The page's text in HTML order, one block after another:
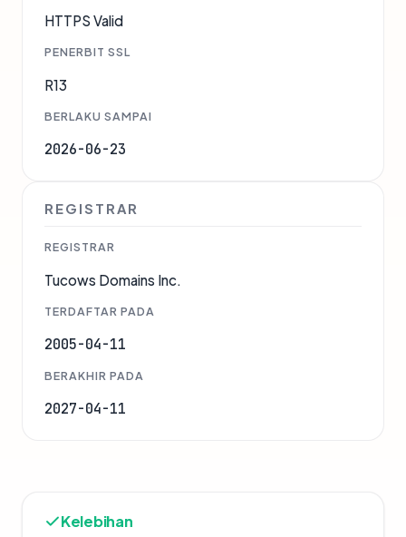
HTTPS Valid
PENERBIT SSL
R13
BERLAKU SAMPAI
2026-06-23
REGISTRAR
REGISTRAR
Tucows Domains Inc.
TERDAFTAR PADA
2005-04-11
BERAKHIR PADA
2027-04-11
Kelebihan